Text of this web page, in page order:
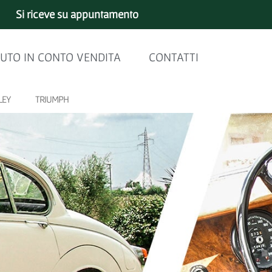
Si riceve su appuntamento
IN CONTO VENDITA CONTATTI
TRIUMPH